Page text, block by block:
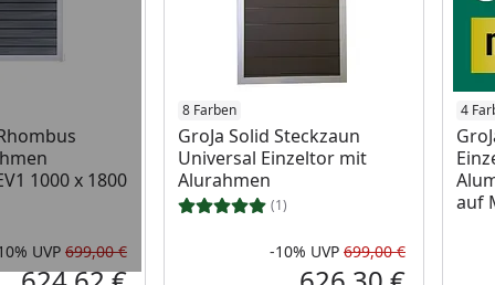
1000 x 1800
Rabatt in Prozent
Ursprünglicher Preis
UVP 699,00 €
8 Farben
GroJa Solid Steckzaun
Universal Einzeltor mit
Alurahmen
(1)
Rabatt in
-10% UVP 699,00 €
4
auf